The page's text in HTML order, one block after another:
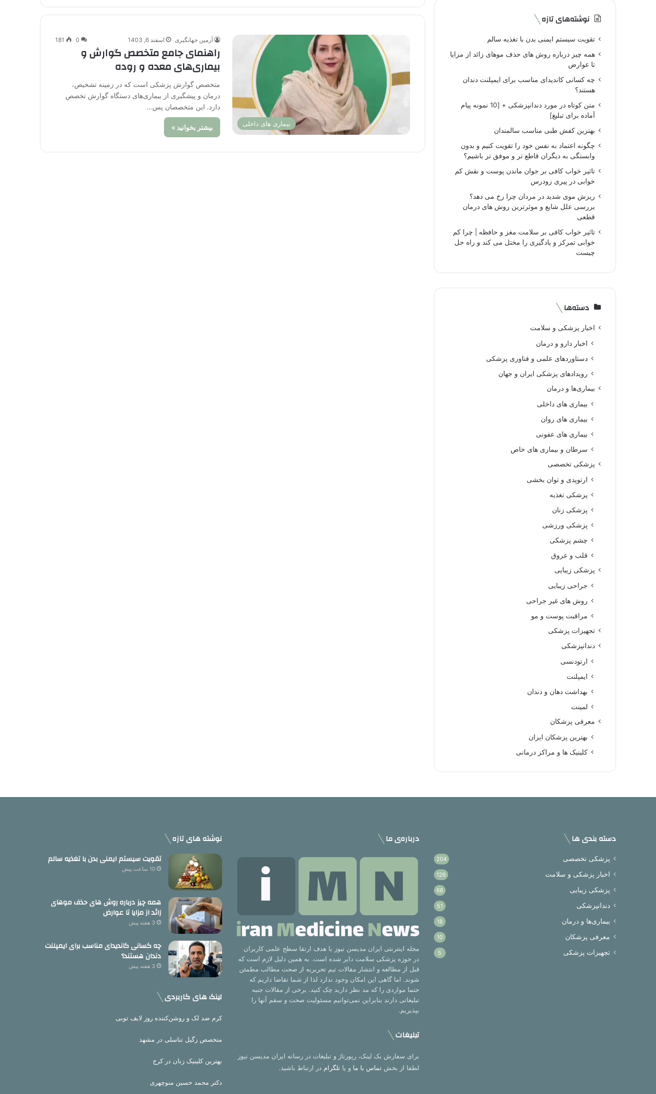
بیماری های داخلی
آرمین جهانگیری اسفند 6, 1403 0
181
راهنمای جامع متخصص گوارش و
بیماری‌های معده و روده
متخصص گوارش پزشکی است که در زمینه تشخیص،
درمان و پیشگیری از بیماری‌های دستگاه گوارش تخصص
دارد. این متخصصان پس…
بیشتر بخوانید »
نوشته‌های تازه
تقویت سیستم ایمنی بدن با تغذیه سالم
همه چیز درباره روش های حذف موهای زائد از مزایا
تا عوارض
چه کسانی کاندیدای مناسب برای ایمپلنت دندان
هستند؟
متن کوتاه در مورد دندانپزشکی + [10 نمونه پیام
آماده برای تبلیغ]
بهترین کفش طبی مناسب سالمندان
چگونه اعتماد به نفس خود را تقویت کنیم و بدون
وابستگی به دیگران قاطع تر و موفق تر باشیم؟
تاثیر خواب کافی بر جوان ماندن پوست و نقش کم
خوابی در پیری زودرس
ریزش موی شدید در مردان چرا رخ می دهد؟
بررسی علل شایع و موثرترین روش های درمان
قطعی
تاثیر خواب کافی بر سلامت مغز و حافظه | چرا کم
خوابی تمرکز و یادگیری را مختل می کند و راه حل
چیست
دسته‌ها
اخبار پزشکی و سلامت
اخبار دارو و درمان
دستاوردهای علمی و فناوری پزشکی
رویدادهای پزشکی ایران و جهان
بیماری‌ها و درمان
بیماری های داخلی
بیماری های روان‌
بیماری های عفونی
سرطان و بیماری های خاص
پزشکی تخصصی
ارتوپدی و توان بخشی
پزشکی تغذیه
پزشکی زنان
پزشکی ورزشی
چشم پزشکی
قلب و عروق
پزشکی زیبایی
جراحی زیبایی
روش های غیر جراحی
مراقبت پوست و مو
تجهیزات پزشکی
دندانپزشکی
ارتودنسی
ایمپلنت
بهداشت دهان و دندان
لمینت
معرفی پزشکان
بهترین پزشکان ایران
کلینیک ها و مراکز درمانی
دسته بندی ها
پزشکی تخصصی 204
اخبار پزشکی و سلامت 126
پزشکی زیبایی 68
دندانپزشکی 51
بیماری‌ها و درمان 18
معرفی پزشکان 10
تجهیزات پزشکی 5
درباره‌ی ما
مجله اینترنتی ایران مدیسن نیوز با هدف ارتقا سطح علمی کاربران
در حوزه پزشکی سلامت دایر شده است. به همین دلیل لازم است که
قبل از مطالعه و انتشار مقالات تیم تحریریه از صحت مطالب مطمئن
شوند. اما گاهی این امکان وجود ندارد لذا از شما تقاضا داریم که
حتما مواردی را که مد نظر دارید چک کنید. برخی از مقالات جنبه
تبلیغاتی دارند بنابراین نمی‌توانیم مسئولیت صحت و سقم آنها را
بپذیریم.
تبلیغات
برای سفارش بک لینک، رپورتاژ و تبلیغات در رسانه ایران مدیسن نیوز
لطفا از بخشتماس با ما و یاتلگرام در ارتباط باشید.
نوشته های تازه
تقویت سیستم ایمنی بدن با تغذیه سالم
10 ساعت پیش
همه چیز درباره روش های حذف موهای
زائد از مزایا تا عوارض
3 هفته پیش
چه کسانی کاندیدای مناسب برای ایمپلنت
دندان هستند؟
3 هفته پیش
لینک های کاربردی
کرم ضد لک و روشن‌کننده روز لایف توبی
متخصص زگیل تناسلی در مشهد
بهترین کلینیک زنان در کرج
دکتر محمد حسین منوچهری